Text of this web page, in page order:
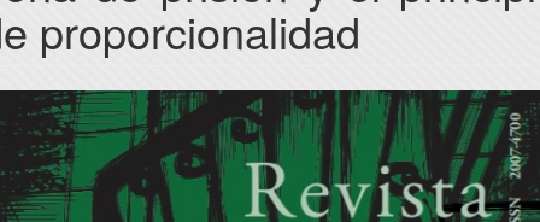
proporcionalidad